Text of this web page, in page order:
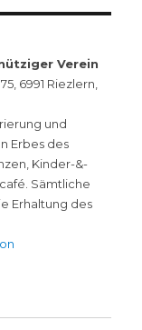
Verein
6991 Riezlern,
und
Erbes des
Kinder-&-
Sämtliche
Erhaltung des